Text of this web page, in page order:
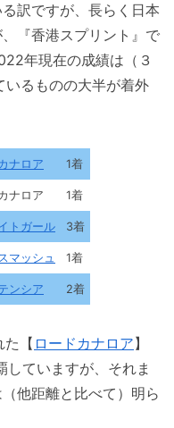
訳ですが、長らく日本
『香港スプリント』で
年現在の成績は（３
いるものの大半が着外
ナロア 1着
ナロア 1着
トガール 3着
マッシュ 1着
ンシア 2着
た【 ロードカナロア】
ていますが、それま
他距離と比べて）明ら